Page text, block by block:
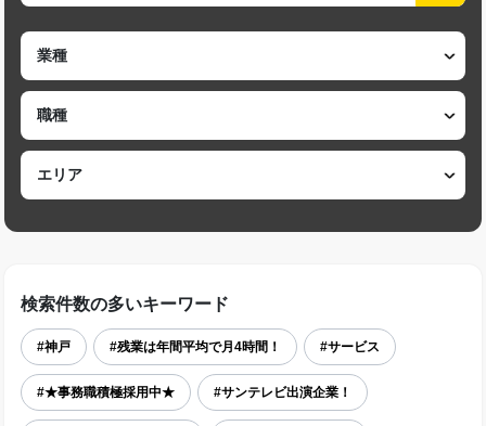
検索件数の多いキーワード
#神戸 #残業は年間平均で月4時間！ #サービス
#★事務職積極採用中★ #サンテレビ出演企業！